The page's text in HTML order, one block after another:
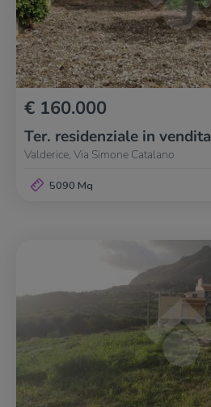
€ 160.000
Ter. residenziale in vendita
Valderice, Via Simone Catalano
5090 Mq